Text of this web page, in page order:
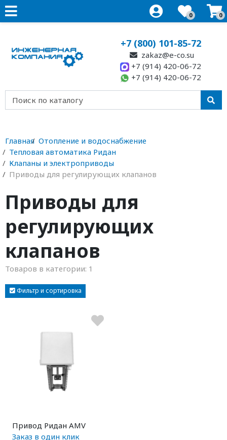
0 0
+7 (800) 101-85-72
zakaz@e-co.su
+7 (914) 420-06-72
+7 (914) 420-06-72
Главная Отопление и водоснабжение
Тепловая автоматика Ридан
Клапаны и электроприводы
Приводы для регулирующих клапанов
Приводы для
регулирующих
клапанов
Товаров в категории: 1
Фильтр и сортировка
Привод Ридан AMV
Заказ в один клик